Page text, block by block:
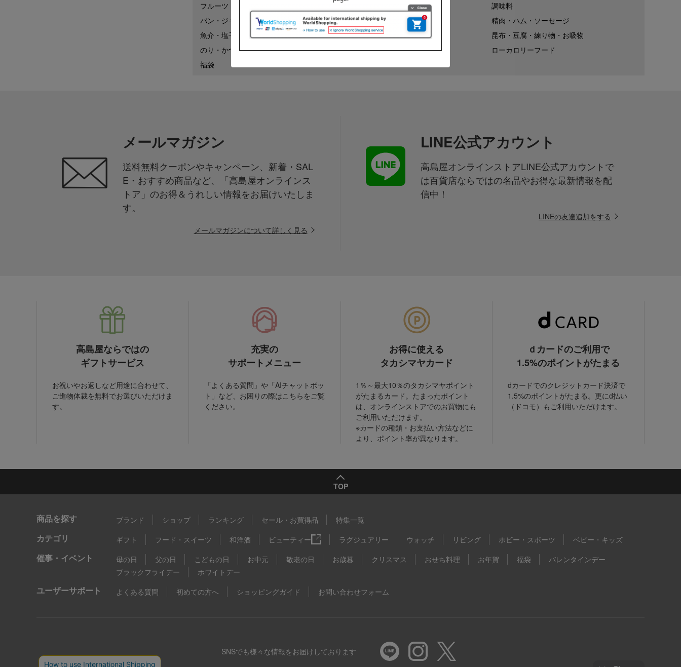
フルーツ・野菜
調味料
パン・ジャム
惣菜・お弁当
精肉・ハム・ソーセージ
魚介・塩干物
梅干・漬物・佃煮
昆布・豆腐・練り物・お吸物
のり・かつお削り・椎茸
鍋
ローカロリーフード
福袋
メールマガジン
送料無料クーポンやキャンペーン、新着・SAL
E・おすすめ商品など、「高島屋オンラインス
トア」のお得＆うれしい情報をお届けいたしま
す。
メールマガジンについて詳しく見る
LINE公式アカウント
高島屋オンラインストアLINE公式アカウントで
は百貨店ならではの名品やお得な最新情報を配
信中！
LINEの友達追加をする
高島屋ならではの
ギフトサービス
お祝いやお返しなど用途に合わせて、
ご進物体裁を無料でお選びいただけま
す。
充実の
サポートメニュー
「よくある質問」や「AIチャットボッ
ト」など、お困りの際はこちらをご覧
ください。
お得に使える
タカシマヤカード
1％～最大10％のタカシマヤポイント
がたまるカード。たまったポイント
は、オンラインストアでのお買物にも
ご利用いただけます。
※カードの種類・お支払い方法などに
より、ポイント率が異なります。
ｄカードのご利用で
1.5%のポイントがたまる
dカードでのクレジットカード決済で
1.5%のポイントがたまる。更にd払い
（ドコモ）もご利用いただけます。
TOP
商品を探す ブランド ショップ ランキング セール・お買得品 特集一覧
カテゴリ ギフト フード・スイーツ 和洋酒 ビューティー ラグジュアリー ウォッチ リビング ホビー・スポーツ ベビー・キッズ
催事・イベント 母の日 父の日 こどもの日 お中元 敬老の日 お歳暮 クリスマス おせち料理 お年賀 福袋
バレンタインデー
ブラックフライデー
ホワイトデー
ユーザーサポート よくある質問 初めての方へ ショッピングガイド お問い合わせフォーム
SNSでも様々な情報をお届けしております